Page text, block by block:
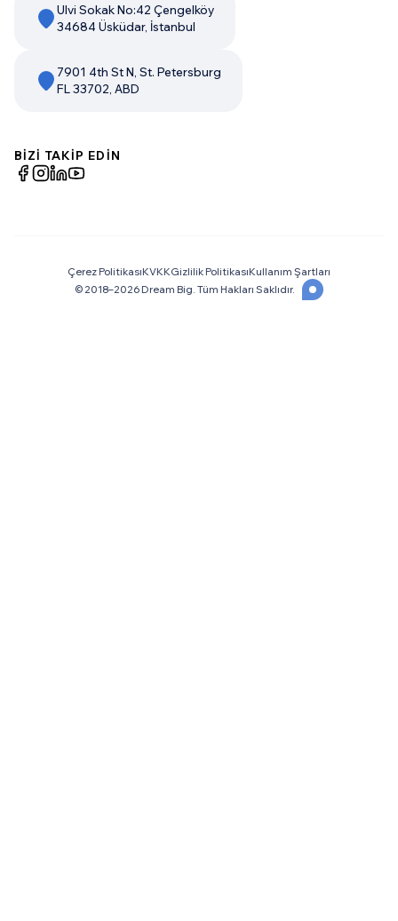
Ulvi Sokak No:42 Çengelköy
34684 Üsküdar, İstanbul
7901 4th St N, St. Petersburg
FL 33702, ABD
BİZİ TAKİP EDİN
Çerez PolitikasıKVKKGizlilik PolitikasıKullanım Şartları
© 2018–2026Dream Big. Tüm Hakları Saklıdır.